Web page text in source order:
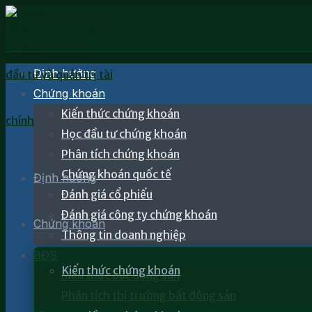
Định hướng
Chứng khoán
Kiến thức chứng khoán
Định hướng
Chứng khoán
Kiến thức chứng khoán
Học đầu tư chứng khoán
Phân tích chứng khoán
Chứng khoán quốc tế
Đánh giá cổ phiếu
Đánh giá công ty chứng khoán
Thông tin doanh nghiệp
BĐS
Kiến thức bất động sản